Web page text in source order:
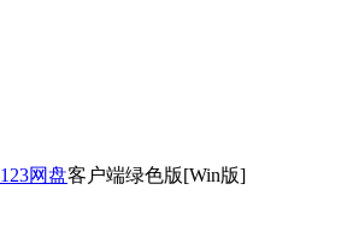
123网盘客户端绿色版[Win版]